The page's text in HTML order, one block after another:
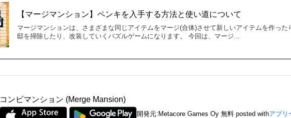
【マージマンション】ペンキを入手する方法と使い道について
マージマンションは、さまざまな同じアイテムをマージ(合体)させて新しいアイテムを作った
邸を掃除したり、改装していくパズルゲームになります。 今回は、マージ...
コンビマンション (Merge Mansion)
開発元:Metacore Games Oy 無料 posted withアプリ